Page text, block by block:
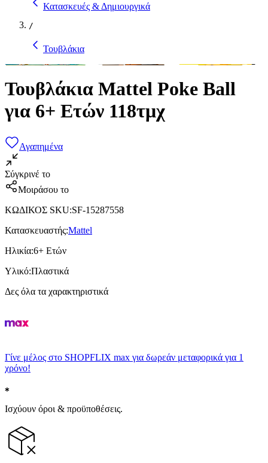
Κατασκευές & Δημιουργικά
/
Τουβλάκια
Τουβλάκια Mattel Poke Ball
για 6+ Ετών 118τμχ
Αγαπημένα
Σύγκρινέ το
Μοιράσου το
ΚΩΔΙΚΟΣ SKU:SF-15287558
Κατασκευαστής:Mattel
Ηλικία:6+ Ετών
Υλικό:Πλαστικά
Δες όλα τα χαρακτηριστικά
Γίνε μέλος στο SHOPFLIX max για δωρεάν μεταφορικά για 1
χρόνο!
Ισχύουν όροι & προϋποθέσεις.